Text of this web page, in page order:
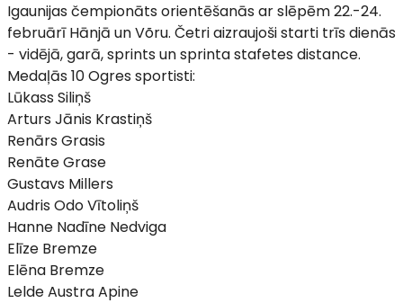
Igaunijas čempionāts orientēšanās ar slēpēm 22.-24.
februārī Hānjā un Võru. Četri aizraujoši starti trīs dienās
- vidējā, garā, sprints un sprinta stafetes distance.
Medaļās 10 Ogres sportisti:
Lūkass Siliņš
Arturs Jānis Krastiņš
Renārs Grasis
Renāte Grase
Gustavs Millers
Audris Odo Vītoliņš
Hanne Nadīne Nedviga
Elīze Bremze
Elēna Bremze
Lelde Austra Apine